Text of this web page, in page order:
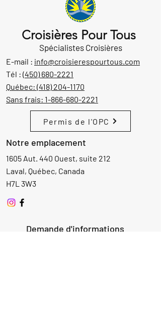
Croisières Pour Tous
Spécialistes Croisières
E-mail : info@croisierespourtous.com
Tél : (450) 680-2221
Québec: (418) 204-1170
Sans frais: 1-866-680-2221
Permis de l'OPC
Notre emplacement
1605 Aut. 440 Ouest, suite 212
Laval, Québec, Canada
H7L 3W3
Demande d'informations